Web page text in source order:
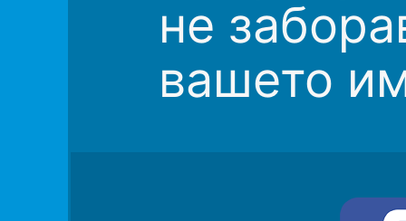
не
вашето